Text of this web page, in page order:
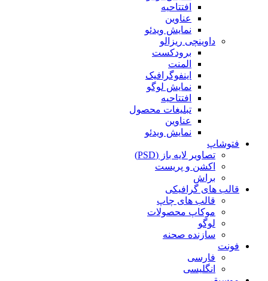
افتتاحیه
عناوین
نمایش ویدئو
داوینچی ریزالو
برودکست
المنت
اینفوگرافیک
نمایش لوگو
افتتاحیه
تبلیغات محصول
عناوین
نمایش ویدئو
فتوشاپ
تصاویر لایه باز (PSD)
اکشن و پریست
براش
قالب های گرافیکی
قالب های چاپ
موکاپ محصولات
لوگو
سازنده صحنه
فونت
فارسی
انگلیسی